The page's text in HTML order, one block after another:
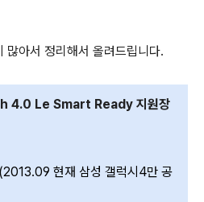
많아서 정리해서 올려드립니다.
4.0 Le Smart Ready 지원장
현재 삼성 갤럭시4만 공